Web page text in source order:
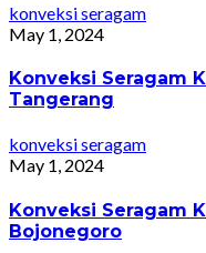
konveksi seragam
May 1, 2024
Konveksi Seragam
Tangerang
konveksi seragam
May 1, 2024
Konveksi Seragam
Bojonegoro